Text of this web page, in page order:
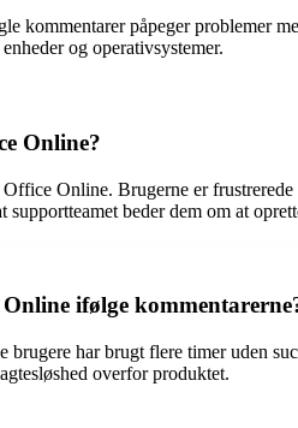
kommentarer påpeger problemer
og operativsystemer.
Online?
Online. Brugerne er
beder dem om at
ifølge
har brugt flere timer uden
overfor produktet.